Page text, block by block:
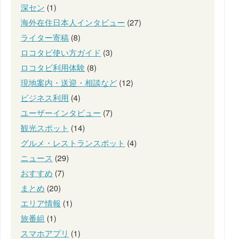
深セン (1)
海外在住日本人インタビュー (27)
ライター寄稿 (8)
ロコタビ使い方ガイド (3)
ロコタビ利用体験 (8)
現地案内・送迎・相談など (12)
ビジネス利用 (4)
ユーザーインタビュー (7)
観光スポット (14)
グルメ・レストランスポット (4)
ニュース (29)
おすすめ (7)
まとめ (20)
エリア情報 (1)
旅番組 (1)
スマホアプリ (1)